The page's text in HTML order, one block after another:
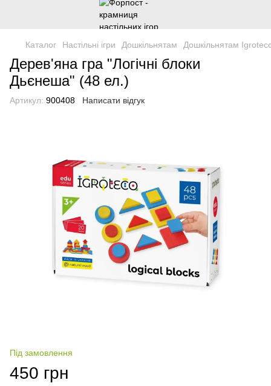
Каталог Настільні ігри Дошкільнятам Дошкільнятам
Дерев'яна гра "Логічні блоки
Дьєнеша" (48 ел.)
Артикул: 900408 Написати відгук
Під замовлення
450 грн